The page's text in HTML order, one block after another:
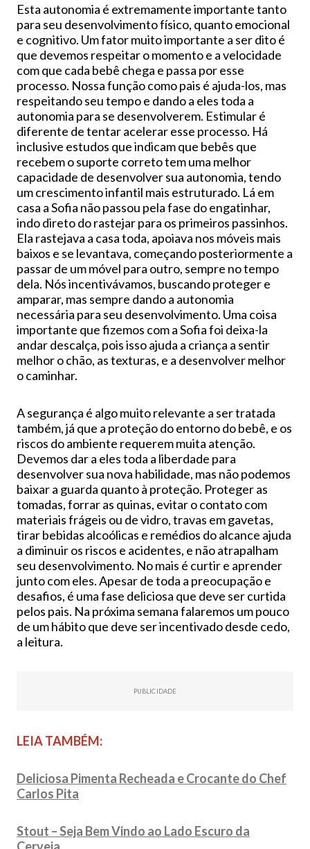
Esta autonomia é extremamente importante tanto
para seu desenvolvimento físico, quanto emocional
e cognitivo. Um fator muito importante a ser dito é
que devemos respeitar o momento e a velocidade
com que cada bebê chega e passa por esse
processo. Nossa função como pais é ajuda-los, mas
respeitando seu tempo e dando a eles toda a
autonomia para se desenvolverem. Estimular é
diferente de tentar acelerar esse processo. Há
inclusive estudos que indicam que bebês que
recebem o suporte correto tem uma melhor
capacidade de desenvolver sua autonomia, tendo
um crescimento infantil mais estruturado. Lá em
casa a Sofia não passou pela fase do engatinhar,
indo direto do rastejar para os primeiros passinhos.
Ela rastejava a casa toda, apoiava nos móveis mais
baixos e se levantava, começando posteriormente a
passar de um móvel para outro, sempre no tempo
dela. Nós incentivávamos, buscando proteger e
amparar, mas sempre dando a autonomia
necessária para seu desenvolvimento. Uma coisa
importante que fizemos com a Sofia foi deixa-la
andar descalça, pois isso ajuda a criança a sentir
melhor o chão, as texturas, e a desenvolver melhor
o caminhar.
A segurança é algo muito relevante a ser tratada
também, já que a proteção do entorno do bebê, e os
riscos do ambiente requerem muita atenção.
Devemos dar a eles toda a liberdade para
desenvolver sua nova habilidade, mas não podemos
baixar a guarda quanto à proteção. Proteger as
tomadas, forrar as quinas, evitar o contato com
materiais frágeis ou de vidro, travas em gavetas,
tirar bebidas alcoólicas e remédios do alcance ajuda
a diminuir os riscos e acidentes, e não atrapalham
seu desenvolvimento. No mais é curtir e aprender
junto com eles. Apesar de toda a preocupação e
desafios, é uma fase deliciosa que deve ser curtida
pelos pais. Na próxima semana falaremos um pouco
de um hábito que deve ser incentivado desde cedo,
a leitura.
PUBLICIDADE
LEIA TAMBÉM:
Deliciosa Pimenta Recheada e Crocante do Chef
Carlos Pita
Stout – Seja Bem Vindo ao Lado Escuro da